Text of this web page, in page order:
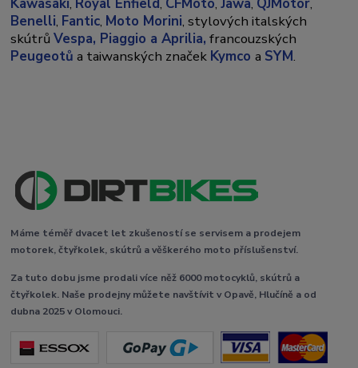
Benelli, Fantic, Moto Morini, stylových italských
skútrůVespa, Piaggio a Aprilia, francouzských
Peugeotů a taiwanských značek Kymcoa SYM.
Máme téměř dvacet let zkušeností se servisem a prodejem
motorek, čtyřkolek, skútrů a věškerého moto příslušenství.
Za tuto dobu jsme prodali více něž 6000 motocyklů, skútrů a
čtyřkolek. Naše prodejny můžete navštívit v Opavě, Hlučíně a od
dubna 2025 v Olomouci.